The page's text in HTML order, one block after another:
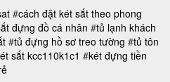
#cách đặt két sắt theo phong
đựng đồ cá nhân #tủ lạnh khách
#tủ đựng hồ sơ treo tường #tủ tôn
sắt kcc110k1c1 #két đựng tiền